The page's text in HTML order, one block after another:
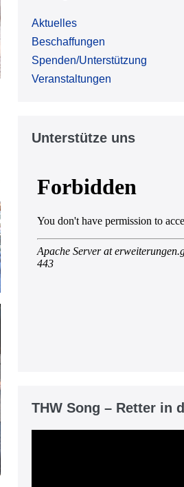
Aktuelles
Beschaffungen
Spenden/Unterstützung
Veranstaltungen
Unterstütze uns
THW Song – Retter in